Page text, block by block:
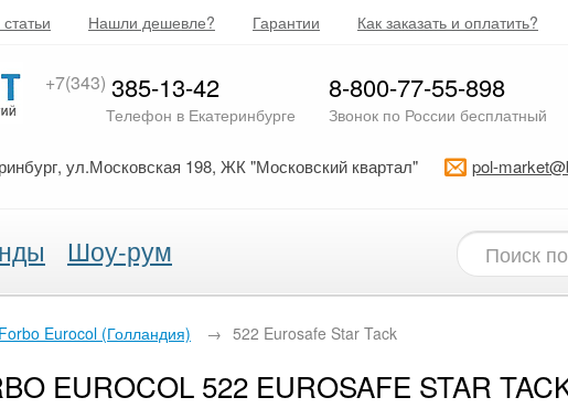
Нашли дешевле? Гарантии Как заказать и оплатить?
+7(343) 385-13-42
Телефон в Екатеринбурге
8-800-77-55-898
Звонок по России бесплатный
ул.Московская 198, ЖК "Московский квартал" pol-
Шоу-рум
Forbo Eurocol (Голландия) → 522 Eurosafe Star Tack
EUROCOL 522 EUROSAFE STAR